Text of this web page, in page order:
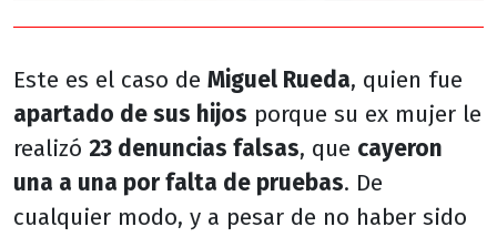
Este es el caso de Miguel Rueda, quien fue
apartado de sus hijos porque su ex mujer le
realizó 23 denuncias falsas, que cayeron
una a una por falta de pruebas. De
cualquier modo, y a pesar de no haber sido